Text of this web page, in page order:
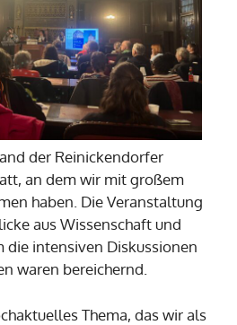
der Reinickendorfer
an dem wir mit großem
haben. Die Veranstaltung
aus Wissenschaft und
die intensiven Diskussionen
waren bereichernd.
Thema, das wir als